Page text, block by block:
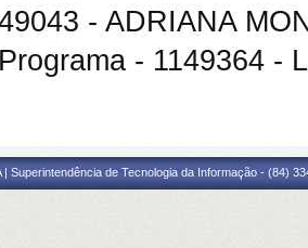
- ADRIANA
- 1149364 -
| Superintendência de Tecnologia da Informação - (84)